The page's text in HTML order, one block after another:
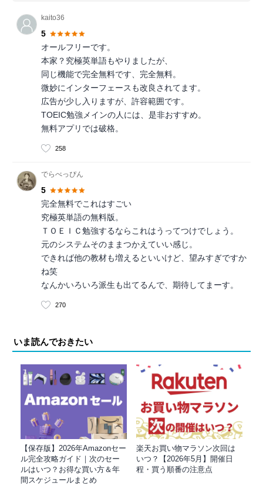
kaito36
5
オールフリーです。
本家？究極英単語もやりましたが、
同じ機能で完全無料です、完全無料。
微妙にインターフェースも改良されてます。
広告が少し入りますが、許容範囲です。
TOEIC勉強メインの人には、是非おすすめ。
無料アプリでは破格。
258
でらべっぴん
5
完全無料でこれはすごい
究極英単語の無料版。
ＴＯＥＩＣ勉強するならこれはうってつけでしょう。
元のシステムそのままつかえていい感じ。
できれば他の教材も増えるといいけど、望みすぎですか
ね笑
なんかいろいろ派生も出てるんで、期待してまーす。
270
いま読んでおきたい
【保存版】2026年Amazonセー
ル完全攻略ガイド｜次のセー
ルはいつ？お得な買い方＆年
間スケジュールまとめ
楽天お買い物マラソン次回は
いつ？【2026年5月】開催日
程・買う順番の注意点